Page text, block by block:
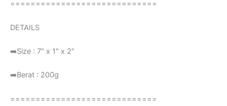
=============================
DETAILS
➡️Size : 7" x 1" x 2"
➡️Berat : 200g
=============================